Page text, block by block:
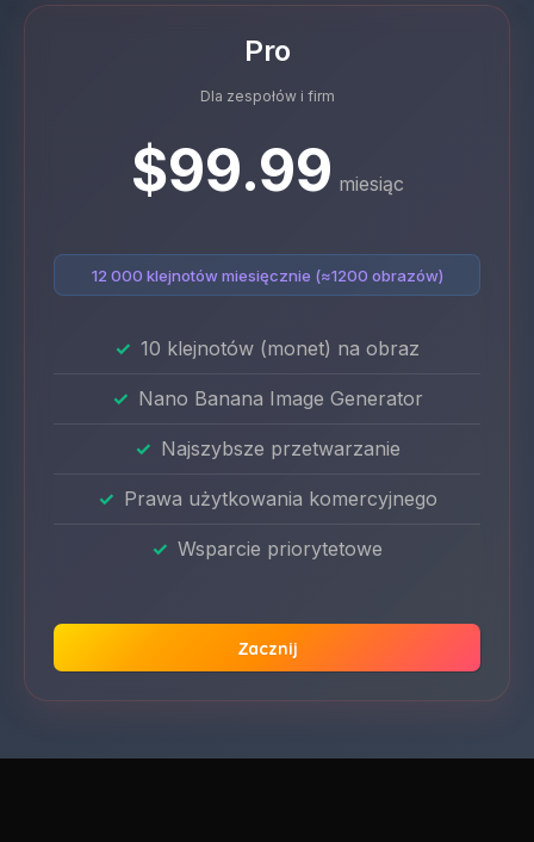
Pro
Dla zespołów i firm
$99.99 miesiąc
12 000 klejnotów miesięcznie (≈1200 obrazów)
10 klejnotów (monet) na obraz
Nano Banana Image Generator
Najszybsze przetwarzanie
Prawa użytkowania komercyjnego
Wsparcie priorytetowe
Zacznij